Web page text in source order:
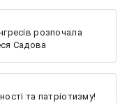
розпочала
Садова
та патріотизму!